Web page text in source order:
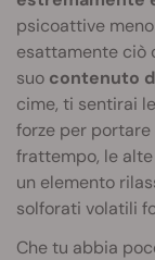
psicoattive
esattamente ciò
suo contenuto
cime, ti sentirai
forze per
frattempo, le
un elemento
solforati volatili
Che tu abbia